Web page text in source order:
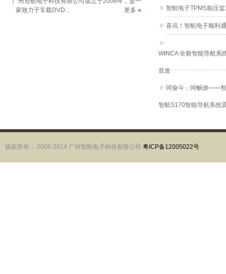
家致力于车载DVD...
更多 » 智航电子TPMS胎压
喜讯！智航电子顺利
WINCA 全新智能导航系
首发
同奋斗，同畅游——
智航S170智能导航系统
版权所有： 2006-2014 广州智航电子科技有限公司 粤ICP备12005022号